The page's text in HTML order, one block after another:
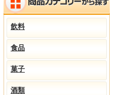
飲料
食品
菓子
酒類